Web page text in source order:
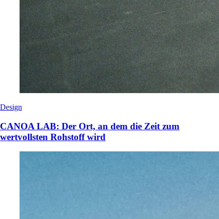
Design
CANOA LAB: Der Ort, an dem die Zeit zum
wertvollsten Rohstoff wird